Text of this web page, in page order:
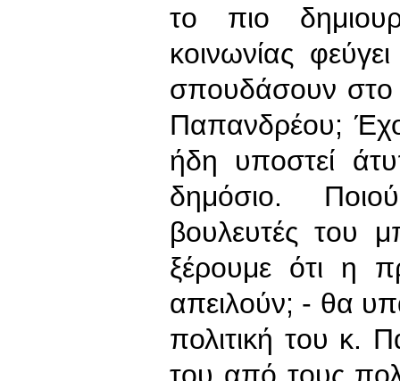
το πιο
κοινωνίας
σπουδάσουν στο
Παπανδρέου;
ήδη υποστεί
δημόσιο.
βουλευτές του
ξέρουμε ότι η
απειλούν; - θα
πολιτική του κ.